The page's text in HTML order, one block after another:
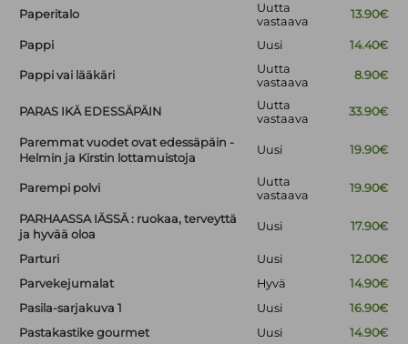
Paperitalo
Uutta
vastaava
13.90€
Pappi Uusi 14.40€
Pappi vai lääkäri
Uutta
vastaava
8.90€
PARAS IKÄ EDESSÄPÄIN
Uutta
vastaava
33.90€
Paremmat vuodet ovat edessäpäin -
Helmin ja Kirstin lottamuistoja
Uusi 19.90€
Parempi polvi
Uutta
vastaava
19.90€
PARHAASSA IÄSSÄ : ruokaa, terveyttä
ja hyvää oloa
Uusi 17.90€
Parturi Uusi
12.00€
Parvekejumalat
Hyvä
14.90€
Pasila-sarjakuva 1
Uusi
16.90€
Pastakastike gourmet
Uusi
14.90€